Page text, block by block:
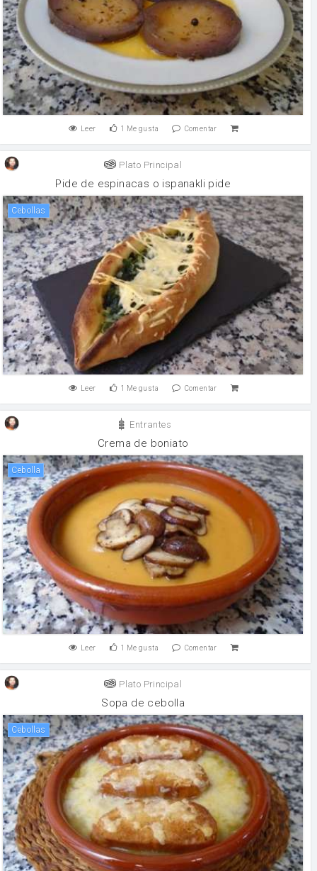
Leer 1 Me gusta Comentar
Plato Principal
Pide de espinacas o ispanakli pide
Cebollas
Leer 1 Me gusta Comentar
Entrantes
Crema de boniato
cebolla
Leer 1 Me gusta Comentar
Plato Principal
Sopa de cebolla
Cebollas